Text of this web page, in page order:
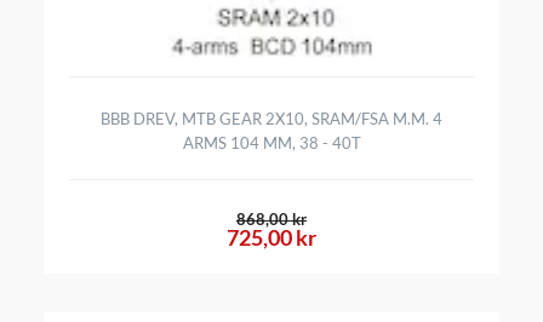
BBB DREV, MTB GEAR 2X10, SRAM/FSA M.M. 4
ARMS 104 MM, 38 - 40T
725,00 kr
868,00 kr